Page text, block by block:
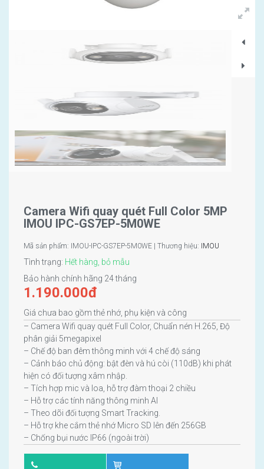
Camera Wifi quay quét Full Color 5MP
IMOU IPC-GS7EP-5M0WE
Mã sản phẩm: IMOU-IPC-GS7EP-5M0WE | Thương hiệu: IMOU
Tình trạng: Hết hàng, bỏ mẫu
Bảo hành chính hãng 24 tháng
1.190.000đ
Giá chưa bao gồm thẻ nhớ, phụ kiện và công
– Camera Wifi quay quét Full Color, Chuẩn nén H.265, Độ
phân giải 5megapixel
– Chế độ ban đêm thông minh với 4 chế độ sáng
– Cảnh báo chủ động: bật đèn và hú còi (110dB) khi phát
hiện có đối tượng xâm nhập.
– Tích hợp mic và loa, hỗ trợ đàm thoại 2 chiều
– Hỗ trợ các tính năng thông minh AI
– Theo dõi đối tượng Smart Tracking.
– Hỗ trợ khe cắm thẻ nhớ Micro SD lên đến 256GB
– Chống bụi nước IP66 (ngoài trời)